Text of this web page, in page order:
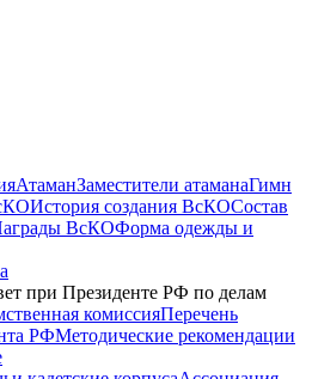
АтаманЗаместители атаманаГимн
История создания ВсКОСостав
ВсКОФорма одежды и
при Президенте РФ по делам
комиссияПеречень
РФМетодические рекомендации